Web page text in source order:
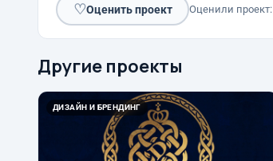
♡Оценить проект Оценили проект:
Другие проекты
ДИЗАЙН И БРЕНДИНГ